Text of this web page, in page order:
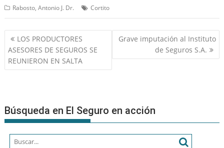
Rabosto, Antonio J. Dr. Cortito
Navegación
de
entradas
LOS PRODUCTORES
ASESORES DE SEGUROS SE
REUNIERON EN SALTA
Grave imputación al Instituto
de Seguros S.A.
Búsqueda en El Seguro en acción